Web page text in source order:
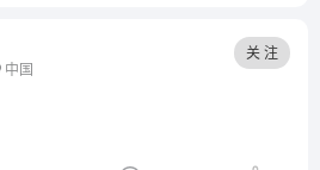
中国
关 注